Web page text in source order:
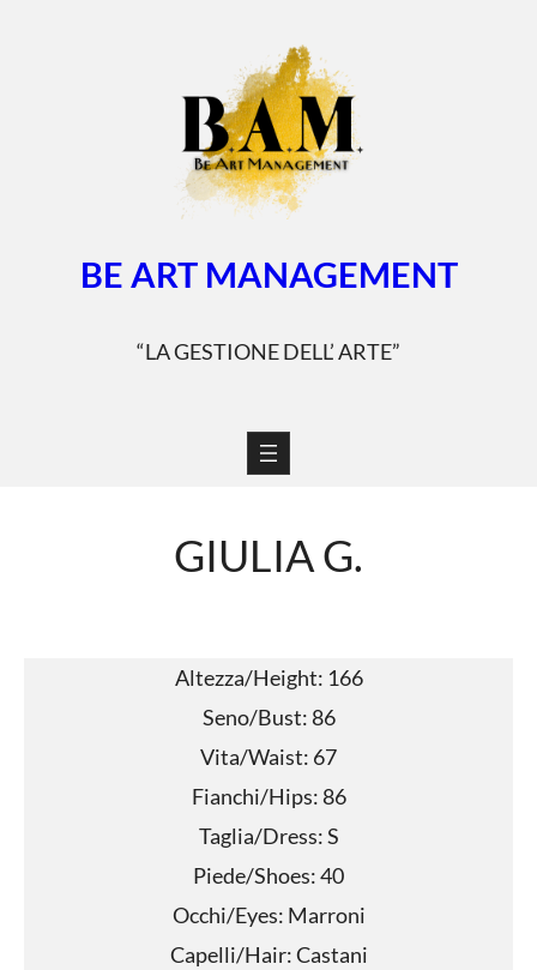
BE ART MANAGEMENT
“LA GESTIONE DELL’ ARTE”
GIULIA G.
Altezza/Height: 166
Seno/Bust: 86
Vita/Waist: 67
Fianchi/Hips: 86
Taglia/Dress: S
Piede/Shoes: 40
Occhi/Eyes: Marroni
Capelli/Hair: Castani